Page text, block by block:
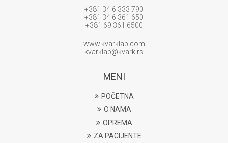
+381 34 6 333 790
+381 34 6 361 650
+381 69 361 6500
www.kvarklab.com
kvarklab@kvark.rs
MENI
POČETNA
O NAMA
OPREMA
ZA PACIJENTE